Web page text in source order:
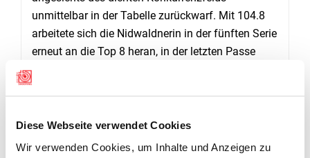
Diese Webseite verwendet Cookies
Wir verwenden Cookies, um Inhalte und Anzeigen zu
unmittelbar in der Tabelle zurückwarf. Mit 104.8
arbeitete sich die Nidwaldnerin in der fünften Serie
erneut an die Top 8 heran, in der letzten Passe
klassierte sich Christen auf Rang 9. Gerade mal
ein Zehntel fehlten ihr auf Rang acht, über den